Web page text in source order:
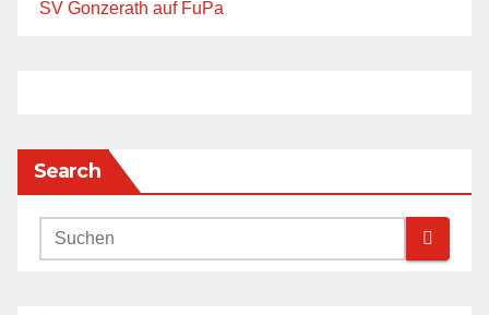
SV Gonzerath auf FuPa
Search